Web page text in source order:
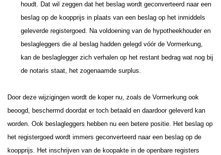
houdt. Dat wil zeggen dat het beslag wordt geconverteerd naar een
beslag op de koopprijs in plaats van een beslag op het inmiddels
geleverde registergoed. Na voldoening van de hypotheekhouder en
beslagleggers die al beslag hadden gelegd vóór de Vormerkung,
kan de beslaglegger zich verhalen op het restant bedrag wat nog bij
de notaris staat, het zogenaamde surplus.
Door deze wijzigingen wordt de koper nu, zoals de Vormerkung ook
beoogd, beschermd doordat er toch betaald en daardoor geleverd kan
worden. Ook beslagleggers hebben nu een betere positie. Het beslag op
het registergoed wordt immers geconverteerd naar een beslag op de
koopprijs. Het inschrijven van de koopakte in de openbare registers